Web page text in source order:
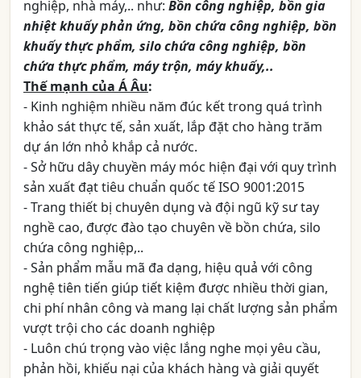
nghiệp, nhà máy,.. như: Bồn công nghiệp, bồn gia
nhiệt khuấy phản ứng, bồn chứa công nghiệp, bồn
khuấy thực phẩm, silo chứa công nghiệp, bồn
chứa thực phẩm, máy trộn, máy khuấy,..
Thế mạnh của Á Âu:
- Kinh nghiệm nhiều năm đúc kết trong quá trình
khảo sát thực tế, sản xuất, lắp đặt cho hàng trăm
dự án lớn nhỏ khắp cả nước.
- Sở hữu dây chuyền máy móc hiện đại với quy trình
sản xuất đạt tiêu chuẩn quốc tế ISO 9001:2015
- Trang thiết bị chuyên dụng và đội ngũ kỹ sư tay
nghề cao, được đào tạo chuyên về bồn chứa, silo
chứa công nghiệp,..
- Sản phẩm mẫu mã đa dạng, hiệu quả với công
nghệ tiên tiến giúp tiết kiệm được nhiều thời gian,
chi phí nhân công và mang lại chất lượng sản phẩm
vượt trội cho các doanh nghiệp
- Luôn chú trọng vào việc lắng nghe mọi yêu cầu,
phản hồi, khiếu nại của khách hàng và giải quyết